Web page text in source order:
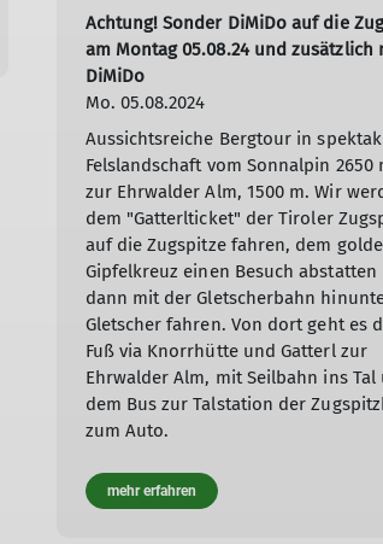
Achtung! Sonder DiMiDo auf die
am Montag 05.08.24 und zusätzlich
DiMiDo
Mo. 05.08.2024
Aussichtsreiche Bergtour in
Felslandschaft vom Sonnalpin 2650
zur Ehrwalder Alm, 1500 m. Wir
dem "Gatterlticket" der Tiroler
auf die Zugspitze fahren, dem
Gipfelkreuz einen Besuch abstatten
dann mit der Gletscherbahn
Gletscher fahren. Von dort geht es
Fuß via Knorrhütte und Gatterl zur
Ehrwalder Alm, mit Seilbahn ins
dem Bus zur Talstation der
zum Auto.
mehr erfahren